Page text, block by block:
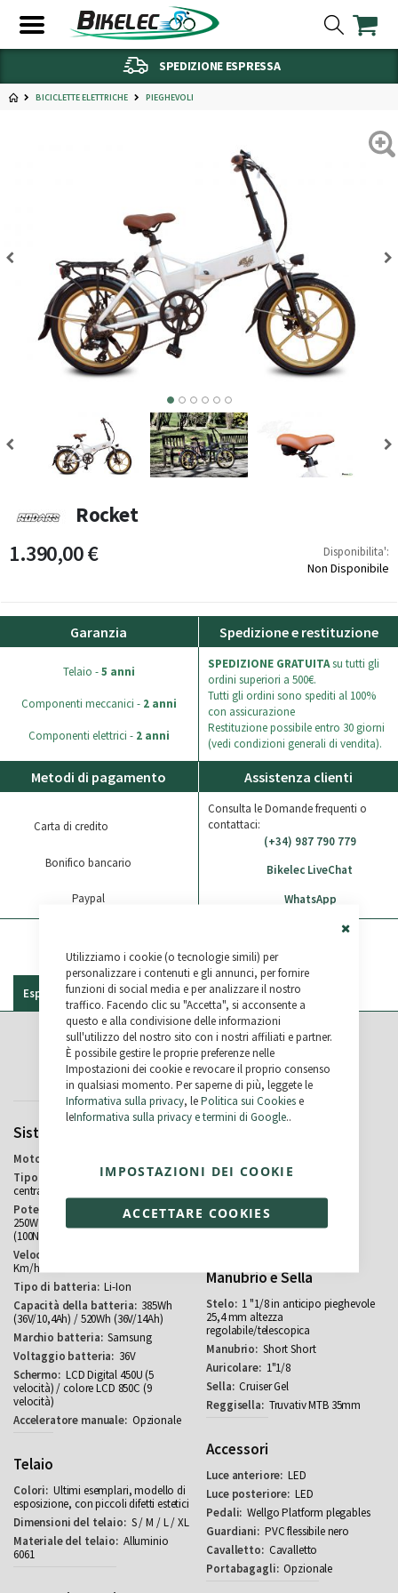
Utilizziamo i cookie (o tecnologie simili) per
personalizzare i contenuti e gli annunci, per fornire
funzioni di social media e per analizzare il nostro
traffico. Facendo clic su "Accetta", si acconsente a
questo e alla condivisione delle informazioni
sull'utilizzo del nostro sito con i nostri affiliati e partner.
È possibile gestire le proprie preferenze nelle
Impostazioni dei cookie e revocare il proprio consenso
in qualsiasi momento. Per saperne di più, leggete le
Informativa sulla privacy, lePolitica sui Cookiese
leInformativa sulla privacy e termini di Google..
ACCETTARE COOKIES
IMPOSTAZIONI DEI COOKIE
SPEDIZIONE ESPRESSA
BICICLETTE ELETTRICHE PIEGHEVOLI
Rocket
1.390,00 € Disponibilita':
Non Disponibile
Garanzia
Telaio -5 anni
Componenti meccanici - 2 anni
Componenti elettrici - 2 anni
Spedizione e restituzione
SPEDIZIONE GRATUITAsu tutti gli
ordini superiori a 500€.
Tutti gli ordini sono spediti al 100%
con assicurazione
Restituzione possibile entro 30 giorni
(vedi condizioni generali di vendita).
Metodi di pagamento
Carta di credito
Bonifico bancario
Paypal
Assistenza clienti
Consulta le Domande frequenti o
contattaci:
(+34) 987 790 779
Bikelec LiveChat
WhatsApp
Especificaciones
Specifiche
Sistema Elettrico
Posteriore /
centrale
250W (45Nm) /
250W (80Nm) / 350W (80Nm) / 500W
(100Nm)
Km/h
Li-Ion
385Wh
(36V/10,4Ah) / 520Wh (36V/14Ah)
Samsung
36V
LCD Digital 450U (5
velocità) / colore LCD 850C (9
velocità)
Opzionale
Telaio
Ultimi esemplari, modello di
esposizione, con piccoli difetti estetici
S / M / L / XL
Alluminio
6061
Magnesio
Kenda 20" x 2,125"
Magnesio rigido
Quando
Manubrio e Sella
1 "1/8 in anticipo pieghevole
25,4 mm altezza
regolabile/telescopica
Short Short
1"1/8
Cruiser Gel
Truvativ MTB 35mm
Accessori
LED
LED
Wellgo Platform plegables
PVC flessibile nero
Cavalletto
Opzionale
Recensioni